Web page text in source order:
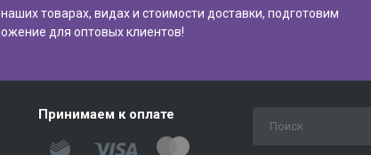
товарах, видах и стоимости доставки, подготовим
для оптовых клиентов!
Принимаем к оплате